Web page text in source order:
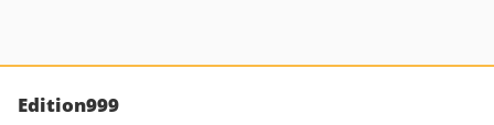
Edition999